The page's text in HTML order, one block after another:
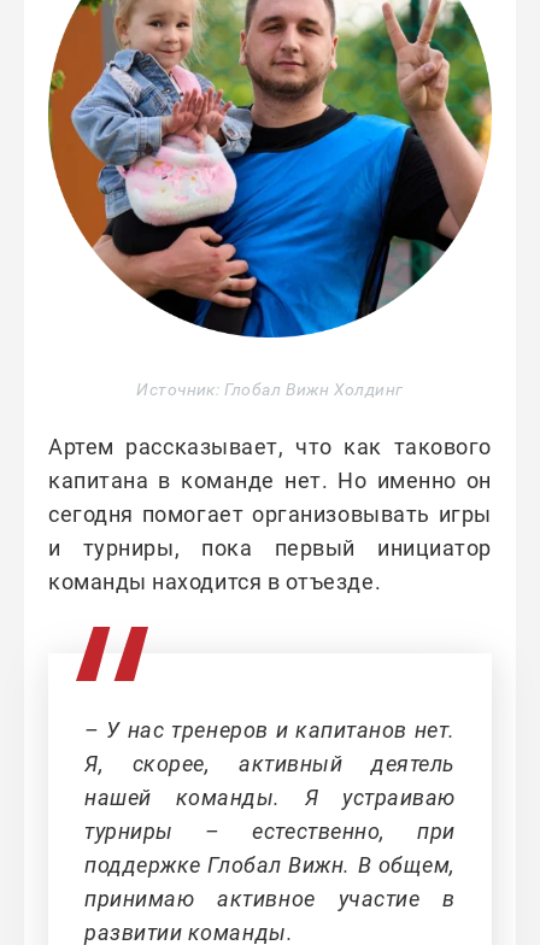
Источник: Глобал Вижн Холдинг
Артем рассказывает, что как такового
капитана в команде нет. Но именно он
сегодня помогает организовывать игры
и турниры, пока первый инициатор
команды находится в отъезде.
– У нас тренеров и капитанов нет.
Я, скорее, активный деятель
нашей команды. Я устраиваю
турниры – естественно, при
поддержке Глобал Вижн. В общем,
принимаю активное участие в
развитии команды.